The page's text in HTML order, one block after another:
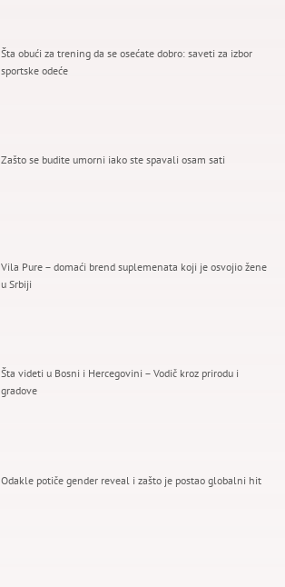
Šta obući za trening da se osećate dobro: saveti za izbor
sportske odeće
Zašto se budite umorni iako ste spavali osam sati
Vila Pure – domaći brend suplemenata koji je osvojio žene
u Srbiji
Šta videti u Bosni i Hercegovini – Vodič kroz prirodu i
gradove
Odakle potiče gender reveal i zašto je postao globalni hit